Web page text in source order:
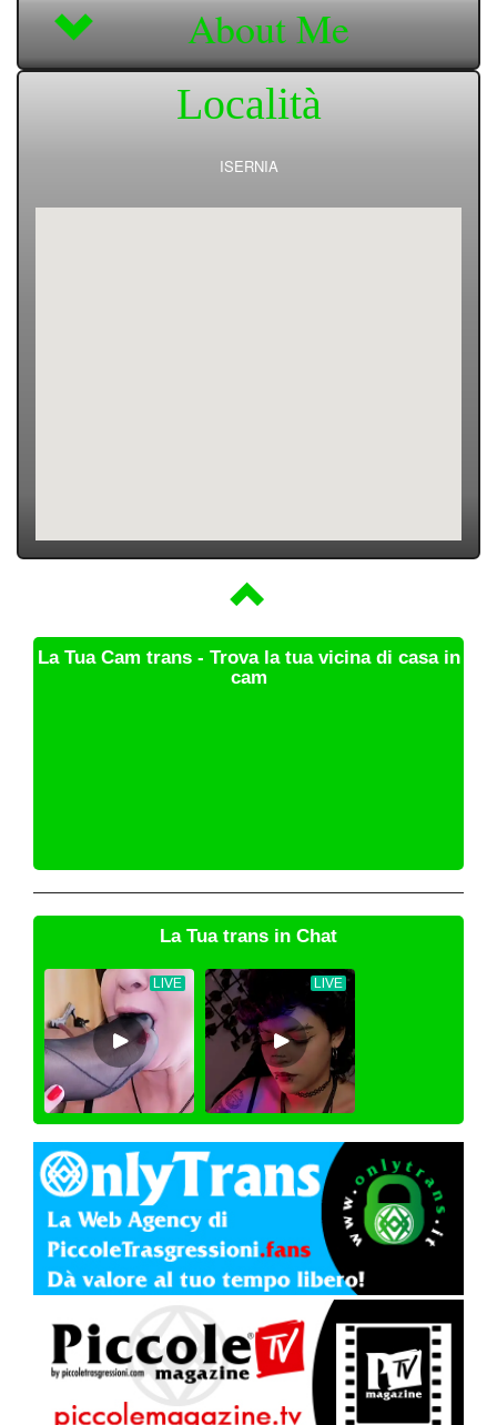
About Me
Località
ISERNIA
La Tua Cam trans - Trova la tua vicina di casa in
cam
La Tua trans in Chat